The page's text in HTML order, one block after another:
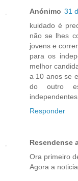
Anónimo 31
kuidado é
não se lhes
jovens e
para os
melhor
a 10 anos se
do outro
Responder
Resendense
Ora primeiro
Agora a